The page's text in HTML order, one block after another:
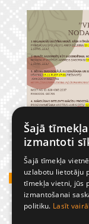
GADĪJUMBILDES
Šajā
izmantoti
Šajā tīmekļa
uzlabotu lietotāju
tīmekļa vietni, jūs
izmantošanai
politiku. Lasīt